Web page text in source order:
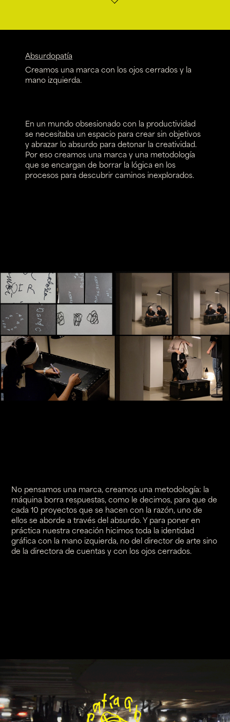
Absurdopatía
Creamos una marca con los ojos cerrados y la
mano izquierda.
En un mundo obsesionado con la productividad
se necesitaba un espacio para crear sin objetivos
y abrazar lo absurdo para detonar la creatividad.
Por eso creamos una marca y una metodología
que se encargan de borrar la lógica en los
procesos para descubrir caminos inexplorados.
No pensamos una marca, creamos una metodología: la
máquina borra respuestas, como le decimos, para que de
cada 10 proyectos que se hacen con la razón, uno de
ellos se aborde a través del absurdo. Y para poner en
práctica nuestra creación hicimos toda la identidad
gráfica con la mano izquierda, no del director de arte sino
de la directora de cuentas y con los ojos cerrados.